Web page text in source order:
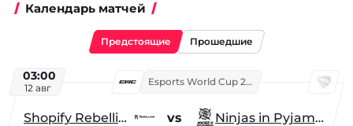
Календарь матчей
Предстоящие Прошедшие
03:00
12 авг
Esports World Cup 2026
Shopify Rebellion vs Ninjas in Pyjamas